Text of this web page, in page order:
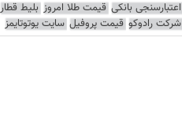
اعتبارسنجی بانکی قیمت طلا امروز بلیط قطار
شرکت رادوکو قیمت پروفیل سایت یوتوتایمز